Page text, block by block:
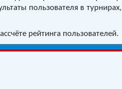
пользователя в турнирах,
рейтинга пользователей.